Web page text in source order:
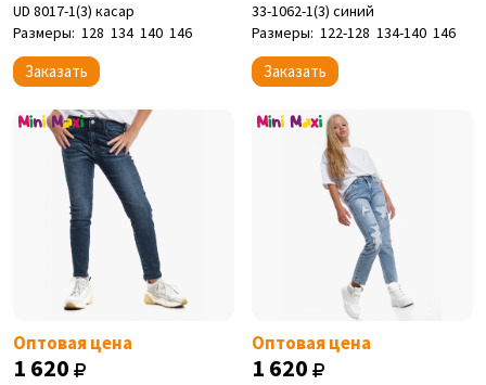
UD 8017-1(3) касар
Размеры: 128 134 140 146
Заказать
33-1062-1(3) синий
Размеры: 122-128 134-140 146
Заказать
Оптовая цена
1 620
Оптовая цена
1 620